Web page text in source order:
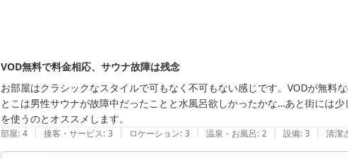
VOD無料で料金相応、サウナ故障は残念
お部屋はクラシックなスタイルで可もなく不可もない感じです。VODが無料
とこは男性サウナが故障中だったことと水風呂欲しかったかな…あと街には
を使うのとオススメします。
部屋: 4 | 接客・サービス: 3 | ロケーション: 3 | 温泉・お風呂: 2 | 設備: 3 | 清潔